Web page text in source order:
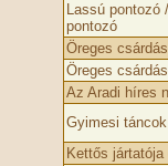
Lassú pontozó
pontozó
Öreges
Öreges
Az Aradi híres
Gyimesi táncok
Kettős